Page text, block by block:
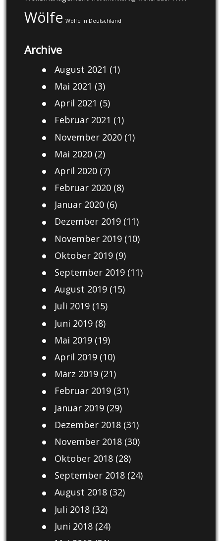
Wölfe Wölfe in Deutschland
Archive
August 2021 (1)
Mai 2021 (3)
April 2021 (5)
Februar 2021 (1)
November 2020(1)
Mai 2020(2)
April 2020(7)
Februar 2020(8)
Januar 2020(6)
Dezember 2019(11)
November 2019(10)
Oktober 2019(9)
September 2019(11)
August 2019(15)
Juli 2019(15)
Juni 2019(8)
Mai 2019(19)
April 2019(10)
März 2019(21)
Februar 2019(31)
Januar 2019(29)
Dezember 2018(31)
November 2018(30)
Oktober 2018(28)
September 2018(24)
August 2018(32)
Juli 2018(32)
Juni 2018(24)